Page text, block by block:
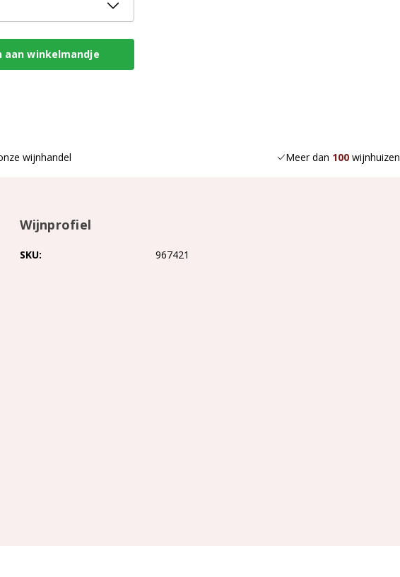
wijnhandel Meer dan 100wijnhuizen
Wijnprofiel
SKU 967421